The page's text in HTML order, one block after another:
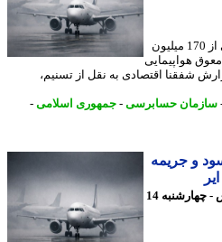
شفقنا اقتصادی _ سازمان حسابرسی از 170 میلیون
هواپیمایی
اقتصادی به نقل از تسنیم،
حسابرسی -جمهوری اسلامی-
و جریمه
3 روز پیش - چهارشنبه 14